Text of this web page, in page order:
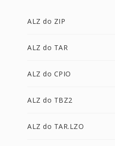
ALZ do ZIP
ALZ do TAR
ALZ do CPIO
ALZ do TBZ2
ALZ do TAR.LZO